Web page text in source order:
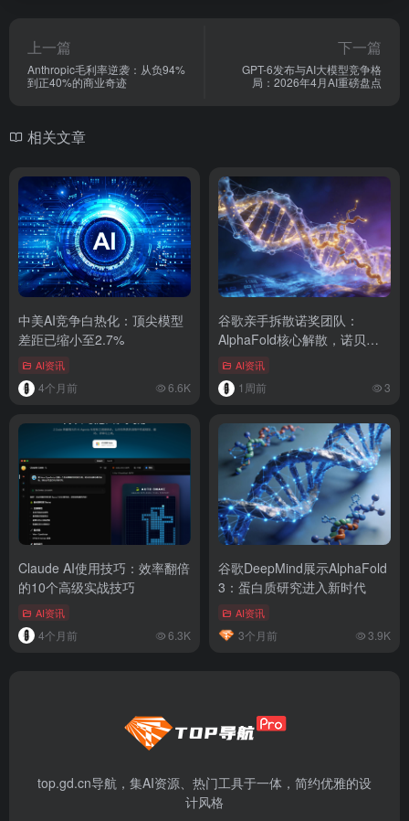
上一篇
Anthropic毛利率逆袭：从负94%
到正40%的商业奇迹
下一篇
GPT-6发布与AI大模型竞争格
局：2026年4月AI重磅盘点
相关文章
中美AI竞争白热化：顶尖模型
差距已缩小至2.7%
AI资讯
4个月前 6.6K
谷歌亲手拆散诺奖团队：
AlphaFold核心解散，诺贝尔
奖得主转投Anthropic
AI资讯
1周前 3
Claude AI使用技巧：效率翻倍
的10个高级实战技巧
AI资讯
4个月前 6.3K
谷歌DeepMind展示AlphaFold
3：蛋白质研究进入新时代
AI资讯
3个月前 3.9K
top.gd.cn导航，集AI资源、热门工具于一体，简约优雅的设
计风格